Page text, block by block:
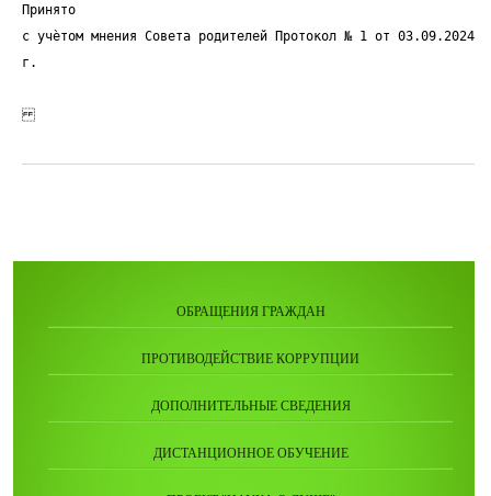
ОБРАЩЕНИЯ ГРАЖДАН
ПРОТИВОДЕЙСТВИЕ КОРРУПЦИИ
ДОПОЛНИТЕЛЬНЫЕ СВЕДЕНИЯ
ДИСТАНЦИОННОЕ ОБУЧЕНИЕ